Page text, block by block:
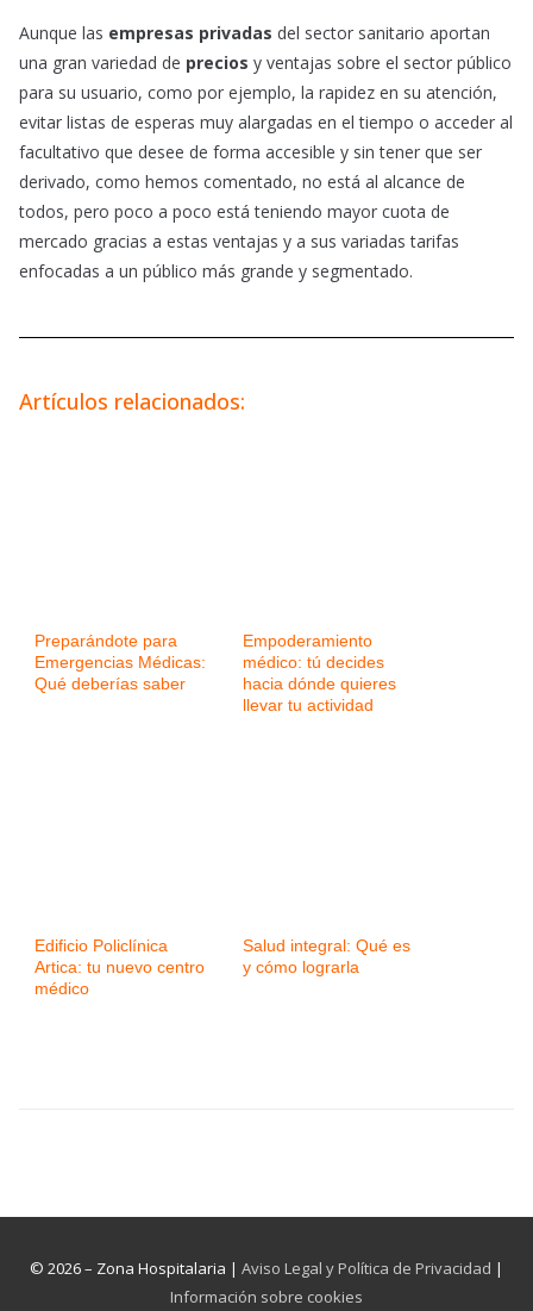
Aunque las empresas privadas del sector sanitario aportan
una gran variedad de precios y ventajas sobre el sector público
para su usuario, como por ejemplo, la rapidez en su atención,
evitar listas de esperas muy alargadas en el tiempo o acceder al
facultativo que desee de forma accesible y sin tener que ser
derivado, como hemos comentado, no está al alcance de
todos, pero poco a poco está teniendo mayor cuota de
mercado gracias a estas ventajas y a sus variadas tarifas
enfocadas a un público más grande y segmentado.
Artículos relacionados:
Preparándote para
Emergencias Médicas:
Qué deberías saber
Empoderamiento
médico: tú decides
hacia dónde quieres
llevar tu actividad
Edificio Policlínica
Artica: tu nuevo centro
médico
Salud integral: Qué es
y cómo lograrla
© 2026 – Zona Hospitalaria | Aviso Legal y Política de Privacidad |
Información sobre cookies